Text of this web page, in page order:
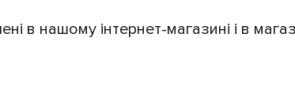
в нашому інтернет-магазині і в